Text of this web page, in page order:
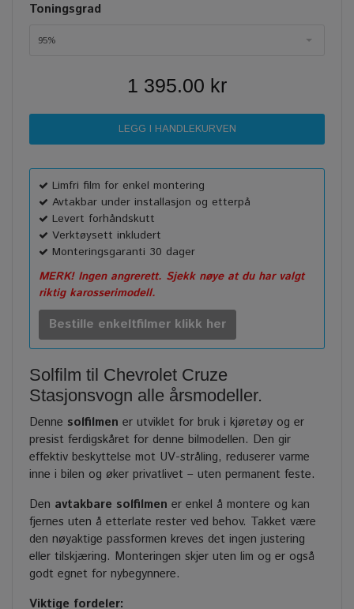
Toningsgrad
95%
1 395.00 kr
Limfri film for enkel montering
Avtakbar under installasjon og etterpå
Levert forhåndskutt
Verktøysett inkludert
Monteringsgaranti 30 dager
MERK! Ingen angrerett. Sjekk nøye at du har valgt
riktig karosserimodell.
Bestille enkeltfilmer klikk her
Solfilm til Chevrolet Cruze
Stasjonsvogn alle årsmodeller.
Denne solfilmen er utviklet for bruk i kjøretøy og er
presist ferdigskåret for denne bilmodellen. Den gir
effektiv beskyttelse mot UV-stråling, reduserer varme
inne i bilen og øker privatlivet – uten permanent feste.
Den avtakbare solfilmen er enkel å montere og kan
fjernes uten å etterlate rester ved behov. Takket være
den nøyaktige passformen kreves det ingen justering
eller tilskjæring. Monteringen skjer uten lim og er også
godt egnet for nybegynnere.
Viktige fordeler: